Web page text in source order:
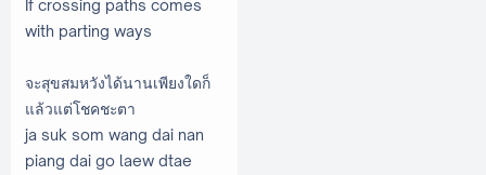
If crossing paths comes
with parting ways
จะสุขสมหวังได้นานเพียงใดก็
แล้วแต่โชคชะตา
ja suk som wang dai nan
piang dai go laew dtae